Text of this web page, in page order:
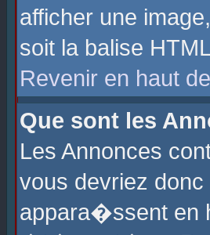
afficher une
soit la balise
Revenir en haut
Que sont les
Les Annonces
vous devriez
appara�ssent en